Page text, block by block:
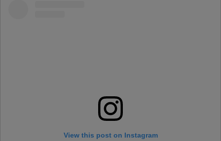
View this post on Instagram